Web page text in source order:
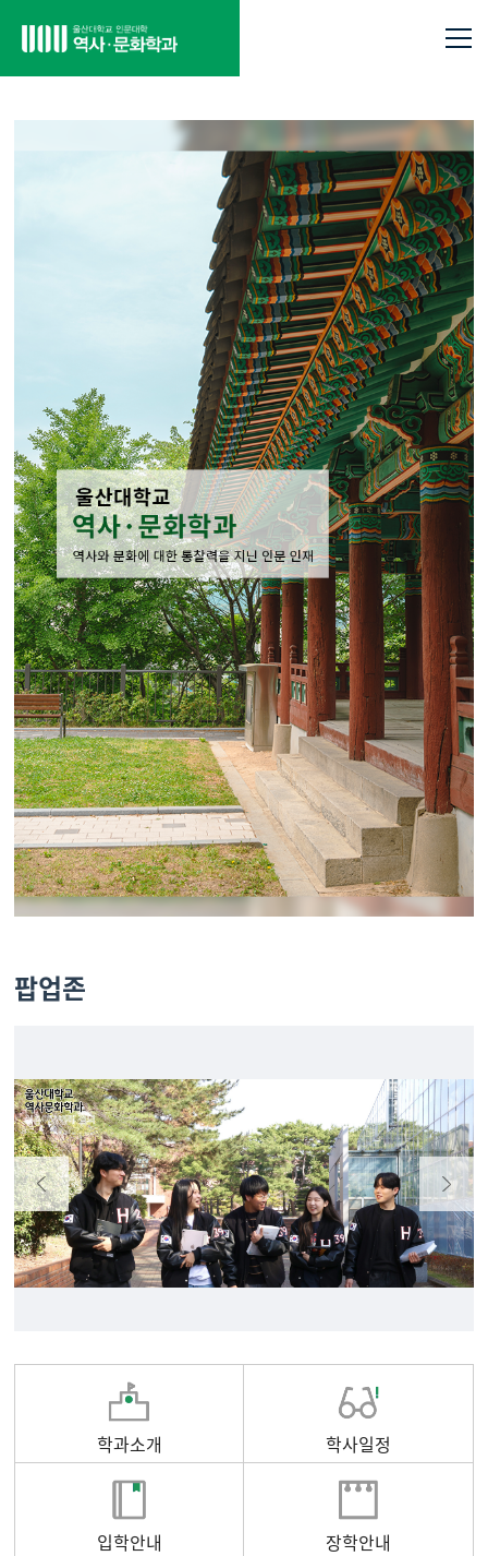
팝업존
학과소개 학사일정
입학안내 장학안내